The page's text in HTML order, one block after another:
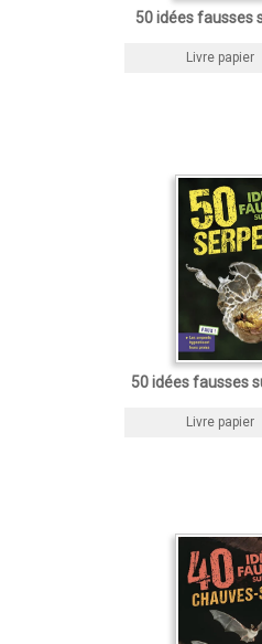
50 idées fausses
Livre papier
50 idées fausses
Livre papier